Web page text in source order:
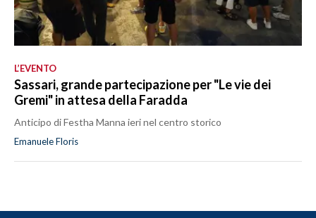
L’EVENTO
Sassari, grande partecipazione per "Le vie dei
Gremi" in attesa della Faradda
Anticipo di Festha Manna ieri nel centro storico
Emanuele Floris